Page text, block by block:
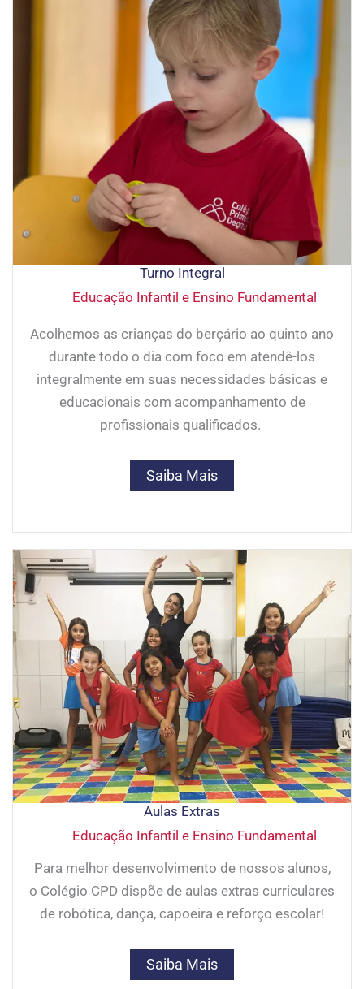
Turno Integral
Educação Infantil e Ensino Fundamental
Acolhemos as crianças do berçário ao quinto ano
durante todo o dia com foco em atendê-los
integralmente em suas necessidades básicas e
educacionais com acompanhamento de
profissionais qualificados.
Saiba Mais
Aulas Extras
Educação Infantil e Ensino Fundamental
Para melhor desenvolvimento de nossos alunos,
o Colégio CPD dispõe de aulas extras curriculares
de robótica, dança, capoeira e reforço escolar!
Saiba Mais